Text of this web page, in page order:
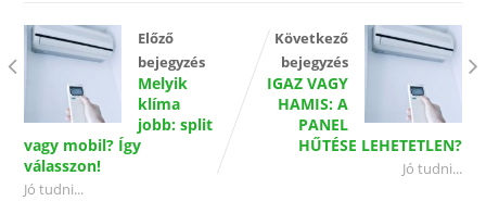
Előző
bejegyzés
Melyik
klíma
jobb: split
vagy mobil? Így
válasszon!
Jó tudni...
Következő
bejegyzés
IGAZ VAGY
HAMIS: A
PANEL
HŰTÉSE LEHETETLEN?
Jó tudni...